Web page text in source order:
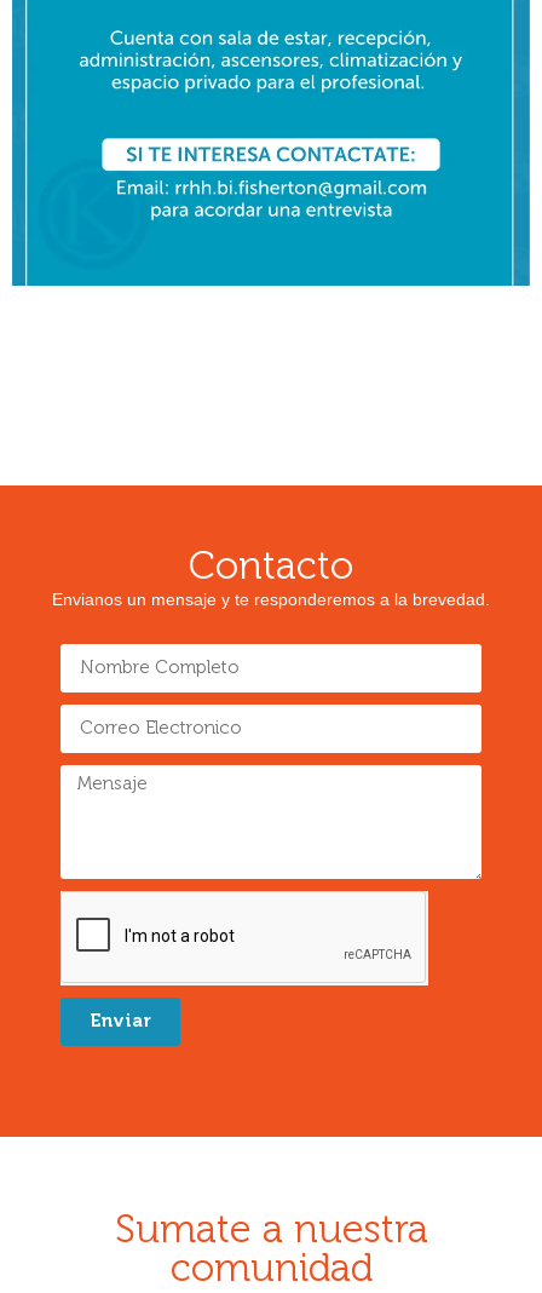
Contacto
Envianos un mensaje y te responderemos a la brevedad.
Enviar
Sumate a nuestra
comunidad